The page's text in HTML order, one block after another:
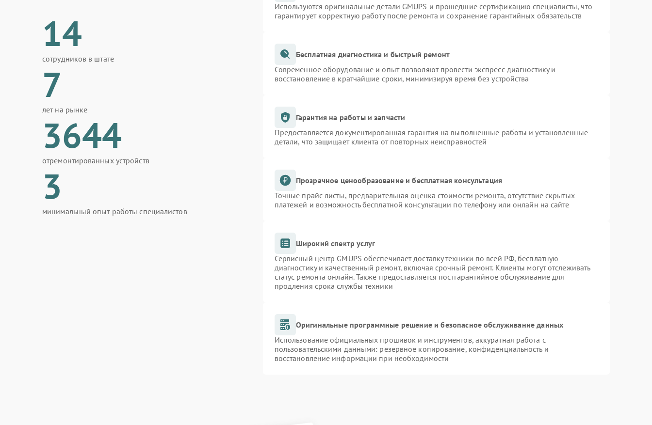
14
сотрудников в штате
7
лет на рынке
3644
отремонтированных устройств
3
минимальный опыт работы специалистов
Используются оригинальные детали GMUPS и прошедшие сертификацию специалисты, что
гарантирует корректную работу после ремонта и сохранение гарантийных обязательств
Бесплатная диагностика и быстрый ремонт
Современное оборудование и опыт позволяют провести экспресс-диагностику и
восстановление в кратчайшие сроки, минимизируя время без устройства
Гарантия на работы и запчасти
Предоставляется документированная гарантия на выполненные работы и установленные
детали, что защищает клиента от повторных неисправностей
Прозрачное ценообразование и бесплатная консультация
Точные прайс-листы, предварительная оценка стоимости ремонта, отсутствие скрытых
платежей и возможность бесплатной консультации по телефону или онлайн на сайте
Широкий спектр услуг
Сервисный центр GMUPS обеспечивает доставку техники по всей РФ, бесплатную
диагностику и качественный ремонт, включая срочный ремонт. Клиенты могут отслеживать
статус ремонта онлайн. Также предоставляется постгарантийное обслуживание для
продления срока службы техники
Оригинальные программные решение и безопасное обслуживание данных
Использование официальных прошивок и инструментов, аккуратная работа с
пользовательскими данными: резервное копирование, конфиденциальность и
восстановление информации при необходимости